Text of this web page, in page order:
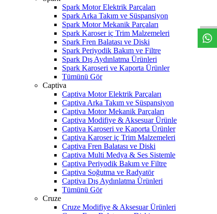
Spark Motor Elektrik Parçaları
Spark Arka Takım ve Süspansiyon
Spark Motor Mekanik Parçaları
Spark Karoser iç Trim Malzemeleri
Spark Fren Balatası ve Diski
Spark Periyodik Bakım ve Filtre
Spark Dış Aydınlatma Ürünleri
Spark Karoseri ve Kaporta Ürünler
Tümünü Gör
Captiva
Captiva Motor Elektrik Parçaları
Captiva Arka Takım ve Süspansiyon
Captiva Motor Mekanik Parçaları
Captiva Modifiye & Aksesuar Ürünle
Captiva Karoseri ve Kaporta Ürünler
Captiva Karoser iç Trim Malzemeleri
Captiva Fren Balatası ve Diski
Captiva Multi Medya & Ses Sistemle
Captiva Periyodik Bakım ve Filtre
Captiva Soğutma ve Radyatör
Captiva Dış Aydınlatma Ürünleri
Tümünü Gör
Cruze
Cruze Modifiye & Aksesuar Ürünleri